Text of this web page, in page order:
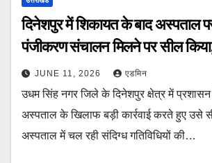
दिनेशपुर में शिकायत के बाद अस्पताल
पंजीकरण संचालन मिलने पर सील
JUNE 11, 2026 एडमिन
उधम सिंह नगर जिले के दिनेशपुर क्षेत्र में
अस्पताल के खिलाफ बड़ी कार्रवाई करते हुए उसे
अस्पताल में चल रही संदिग्ध गतिविधियों की…